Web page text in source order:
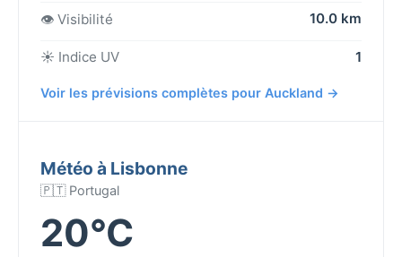
👁️ Visibilité 10.0 km
☀️ Indice UV 1
Voir les prévisions complètes pour Auckland →
Météo à Lisbonne
🇵🇹 Portugal
20°C